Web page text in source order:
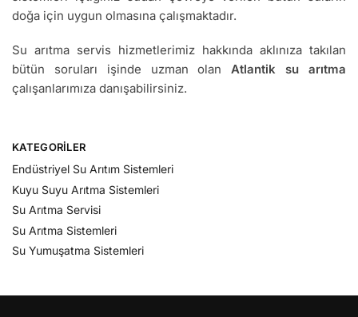
doğa için uygun olmasına çalışmaktadır.
Su arıtma servis hizmetlerimiz hakkında aklınıza takılan
bütün soruları işinde uzman olanAtlantik su arıtma
çalışanlarımıza danışabilirsiniz.
KATEGORILER
Endüstriyel Su Arıtım Sistemleri
Kuyu Suyu Arıtma Sistemleri
Su Arıtma Servisi
Su Arıtma Sistemleri
Su Yumuşatma Sistemleri